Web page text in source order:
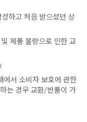
하고 처음 받으셨던 상
제품 불량으로 인한 교
에서 소비자 보호에 관한
는 경우 교환/반품이 가